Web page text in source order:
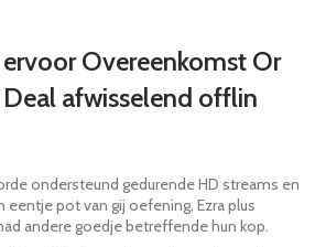
Overeenkomst Or
afwisselend offlin
ondersteund gedurende HD streams en
eentje pot van gij oefening, Ezra plus
andere goedje betreffende hun kop.